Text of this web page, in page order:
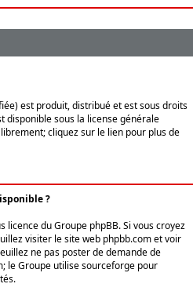
est produit, distribué et est sous droits
disponible sous la license générale
cliquez sur le lien pour plus de
?
du Groupe phpBB. Si vous croyez
visiter le site web phpbb.com et voir
ne pas poster de demande de
le Groupe utilise sourceforge pour